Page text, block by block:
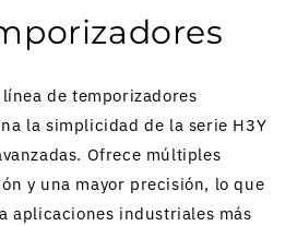
de temporizadores
la simplicidad de la serie H3Y
Ofrece múltiples
y una mayor precisión, lo que
aplicaciones industriales más